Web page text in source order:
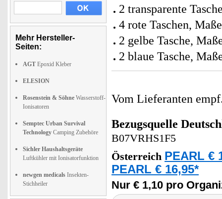
Mehr Hersteller-
Seiten:
AGT Epoxid Kleber
ELESION
Rosenstein & Söhne Wasserstoff-
Ionisatoren
Semptec Urban Survival
Technology Camping Zubehöre
Sichler Haushaltsgeräte
Luftkühler mit Ionisatorfunktion
newgen medicals Insekten-
Stichheiler
2 transparente
4 rote Taschen,
2 gelbe Tasche,
2 blaue Tasche,
Vom Lieferanten
Bezugsquelle
B07VRHS1F5
Österreich PEARL €
PEARL € 16,95*
Nur € 1,10 pro